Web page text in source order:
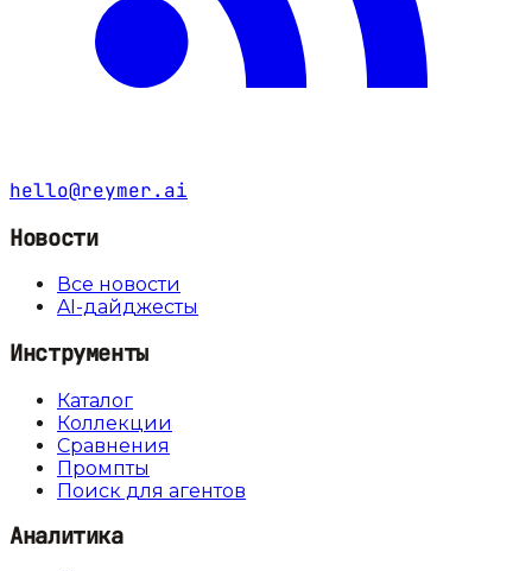
hello@reymer.ai
Новости
Все новости
AI-дайджесты
Инструменты
Каталог
Коллекции
Сравнения
Промпты
Поиск для агентов
Аналитика